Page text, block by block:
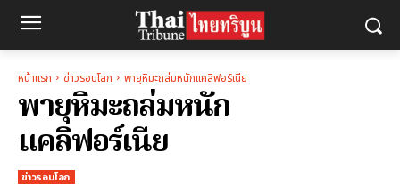
หน้าแรก ข่าวรอบโลก พายุหิมะถล่มหนักแคลิฟอร์เนีย
พายุหิมะถล่มหนัก
แคลิฟอร์เนีย
ข่าวรอบโลก